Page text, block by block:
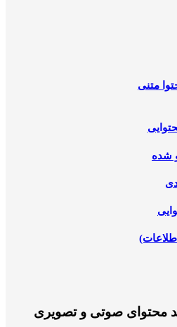
متنی
شده
محتوای صوتی و تصویری